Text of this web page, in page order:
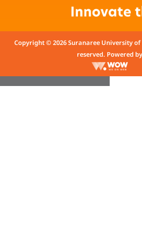
Copyright © 2026 Suranaree University
reserved. Powered by